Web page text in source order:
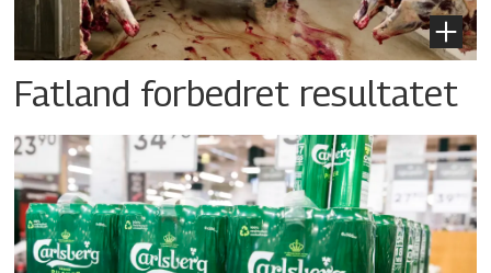
Fatland forbedret resultatet